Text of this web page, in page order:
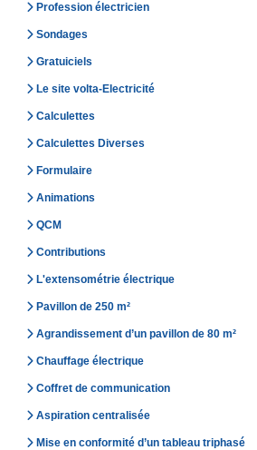
Profession électricien
Sondages
Gratuiciels
Le site volta-Electricité
Calculettes
Calculettes Diverses
Formulaire
Animations
QCM
Contributions
L'extensométrie électrique
Pavillon de 250 m²
Agrandissement d’un pavillon de 80 m²
Chauffage électrique
Coffret de communication
Aspiration centralisée
Mise en conformité d’un tableau triphasé